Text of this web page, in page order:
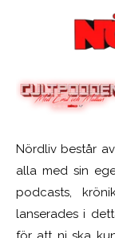
Nördliv består
alla med sin
podcasts,
lanserades i